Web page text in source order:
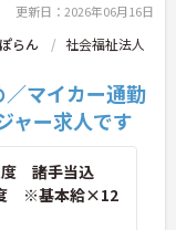
更新日：2026年06月16日
らん
社会福祉法人
／マイカー通勤
ャー求人です
諸手当込
※基本給×12